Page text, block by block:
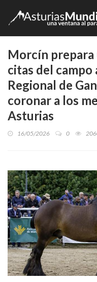
Morcín prepara
citas del
Regional de
coronar a los
Asturias
16/05/2026 0